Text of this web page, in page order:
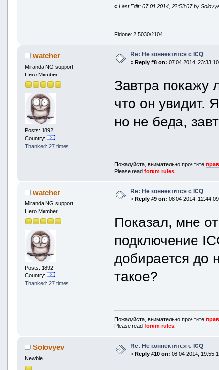
«Last Edit: 07 04 2014, 22:53:07 by
Fidonet 2:5030/2104
watcher
Miranda NG support
Hero Member
Posts: 1892
Country:
Thanked: 27 times
Re: Не коннектится с ICQ
« Reply #8 on: 07 04 2014,
Завтра покажу
что он увидит.
но не беда,
Пожалуйста, внимательно прочтите
Please readforum rules.
watcher
Miranda NG support
Hero Member
Posts: 1892
Country:
Thanked: 27 times
Re: Не коннектится с ICQ
« Reply #9 on: 08 04 2014,
Показал, мне
подключение
добирается до
такое?
Пожалуйста, внимательно прочтите
Please readforum rules.
Solovyev
Newbie
Re: Не коннектится с ICQ
« Reply #10 on: 08 04 2014,